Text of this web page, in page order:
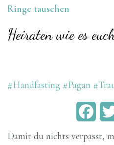
Ringe tauschen
Heiraten wie es
#Handfasting #Pagan
Damit du nichts verpasst,